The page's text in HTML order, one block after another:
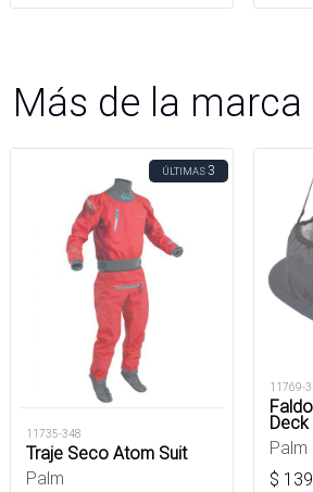
Más de la marca
ÚLTIMAS3
11735-348
Traje Seco Atom Suit
Palm
11769-
Deck
Palm
$